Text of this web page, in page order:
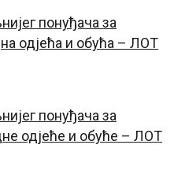
понуђача за
одјећа и обућа – ЛОТ
понуђача за
одјеће и обуће – ЛОТ